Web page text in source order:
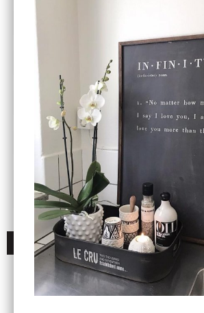
VINTAGE BY FÉ
VOLUSPA DOFTLJUS
YVONE CHRISTA NEW
YORK
POPULÄRA PRODUKTER I